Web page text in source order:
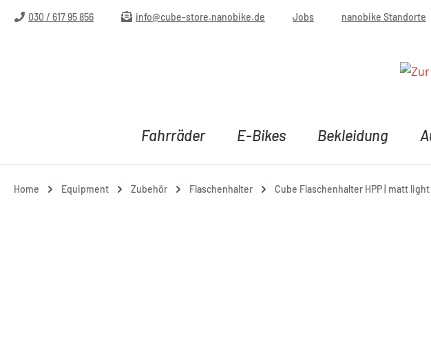
Hauptinhalt springen
Zur Suche springen
Zur Hauptnavigation springen
030 / 617 95 856 info@cube-store.nanobike.de Jobs nanobike Standorte
Fahrräder E-Bikes Bekleidung
Home Equipment Zubehör Flaschenhalter Cube Flaschenhalter HPP | matt